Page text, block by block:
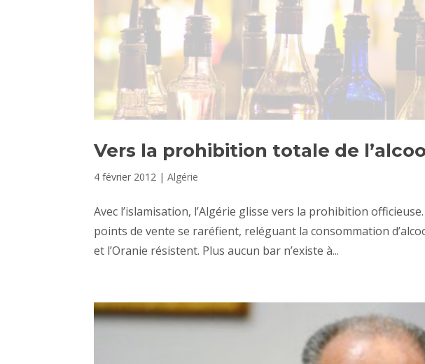
Vers la prohibition totale de
4 février 2012 |Algérie
Avec l’islamisation, l’Algérie glisse vers la prohibition
points de vente se raréfient, reléguant la consommation
et l’Oranie résistent. Plus aucun bar n’existe à...